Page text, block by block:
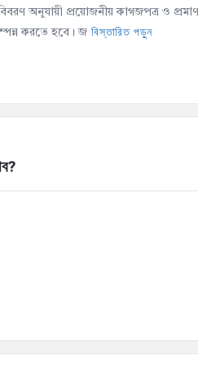
অনুযায়ী প্রয়োজনীয় কাগজপত্র ও
করতে হবে। জ বিস্তারিত পড়ুন